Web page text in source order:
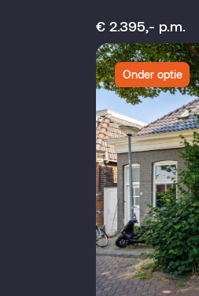
€ 2.395,- p.m.
Onder optie